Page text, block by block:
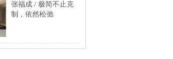
张福成 / 极简不止克
制，依然松弛